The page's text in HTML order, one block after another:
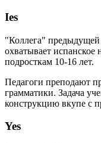
Ies
"Коллега"
охватывает испанское
подросткам 10-16 лет.
Педагоги преподают
грамматики. Задача
конструкцию вкупе с
Yes